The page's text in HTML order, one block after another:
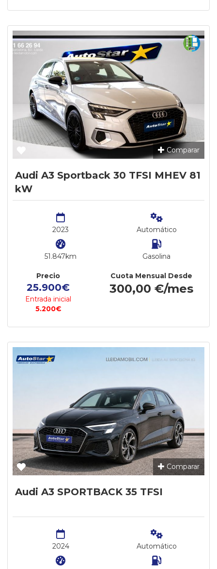
Comparar
Audi A3 Sportback 30 TFSI MHEV 81
kW
2023
51.847km
Automático
Gasolina
Precio
25.900€
Entrada inicial
5.200€
Cuota Mensual Desde
300,00 €/mes
Comparar
Audi A3 SPORTBACK 35 TFSI
2024 Automático